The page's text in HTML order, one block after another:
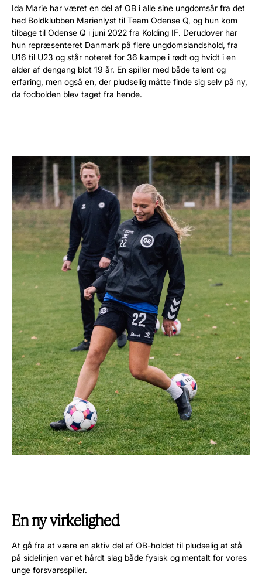
Ida Marie har været en del af OB i alle sine ungdomsår fra det
hed Boldklubben Marienlyst til Team Odense Q, og hun kom
tilbage til Odense Q i juni 2022 fra Kolding IF. Derudover har
hun repræsenteret Danmark på flere ungdomslandshold, fra
U16 til U23 og står noteret for 36 kampe i rødt og hvidt i en
alder af dengang blot 19 år. En spiller med både talent og
erfaring, men også en, der pludselig måtte finde sig selv på ny,
da fodbolden blev taget fra hende.
En ny virkelighed
At gå fra at være en aktiv del af OB-holdet til pludselig at stå
på sidelinjen var et hårdt slag både fysisk og mentalt for vores
unge forsvarsspiller.